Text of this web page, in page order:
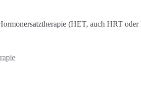
(HET, auch HRT